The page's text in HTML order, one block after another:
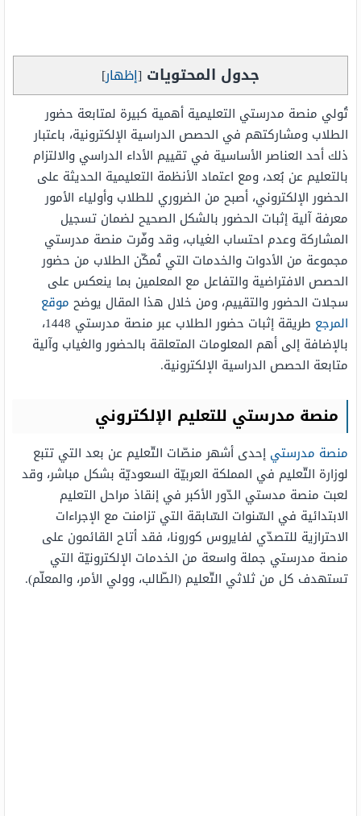
جدول المحتويات [إظهار]
تُولي منصة مدرستي التعليمية أهمية كبيرة لمتابعة حضور
الطلاب ومشاركتهم في الحصص الدراسية الإلكترونية، باعتبار
ذلك أحد العناصر الأساسية في تقييم الأداء الدراسي والالتزام
بالتعليم عن بُعد، ومع اعتماد الأنظمة التعليمية الحديثة على
الحضور الإلكتروني، أصبح من الضروري للطلاب وأولياء الأمور
معرفة آلية إثبات الحضور بالشكل الصحيح لضمان تسجيل
المشاركة وعدم احتساب الغياب، وقد وفّرت منصة مدرستي
مجموعة من الأدوات والخدمات التي تُمكّن الطلاب من حضور
الحصص الافتراضية والتفاعل مع المعلمين بما ينعكس على
سجلات الحضور والتقييم، ومن خلال هذا المقال يوضح موقع
المرجع
طريقة إثبات حضور الطلاب عبر منصة مدرستي 1448،
بالإضافة إلى أهم المعلومات المتعلقة بالحضور والغياب وآلية
متابعة الحصص الدراسية الإلكترونية.
منصة مدرستي للتعليم الإلكتروني
منصة مدرستي إحدى أشهر منصّات التّعليم عن بعد التي تتبع
لوزارة التّعليم في المملكة العربيّة السعوديّة بشكل مباشر، وقد
لعبت منصة مدستي الدّور الأكبر في إنقاذ مراحل التعليم
الابتدائية في السّنوات السّابقة التي تزامنت مع الإجراءات
الاحترازية للتصدّي لفايروس كورونا، فقد أتاح القائمون على
منصة مدرستي جملة واسعة من الخدمات الإلكترونيّة التي
تستهدف كل من ثلاثي التّعليم (الطّالب، وولي الأمر، والمعلّم).